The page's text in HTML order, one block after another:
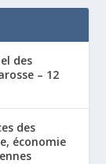
des
– 12
des
économie